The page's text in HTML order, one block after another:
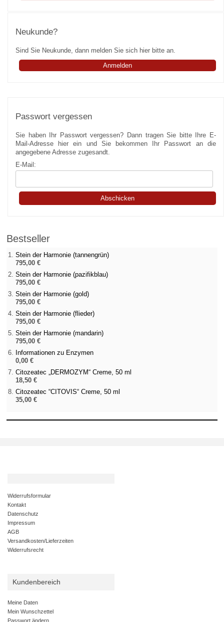
Neukunde?
Sind Sie Neukunde, dann melden Sie sich hier bitte an.
Anmelden
Passwort vergessen
Sie haben Ihr Passwort vergessen? Dann tragen Sie bitte Ihre E-
Mail-Adresse hier ein und Sie bekommen Ihr Passwort an die
angegebene Adresse zugesandt.
E-Mail:
Bestseller
Stein der Harmonie (tannengrün)
795,00 €
Stein der Harmonie (pazifikblau)
795,00 €
Stein der Harmonie (gold)
795,00 €
Stein der Harmonie (flieder)
795,00 €
Stein der Harmonie (mandarin)
795,00 €
Informationen zu Enzymen
0,00 €
Citozeatec „DERMOZYM“ Creme, 50 ml
18,50 €
Citozeatec “CITOVIS“ Creme, 50 ml
35,00 €
Widerrufsformular
Kontakt
Datenschutz
Impressum
AGB
Versandkosten/Lieferzeiten
Widerrufsrecht
Kundenbereich
Meine Daten
Mein Wunschzettel
Passwort ändern